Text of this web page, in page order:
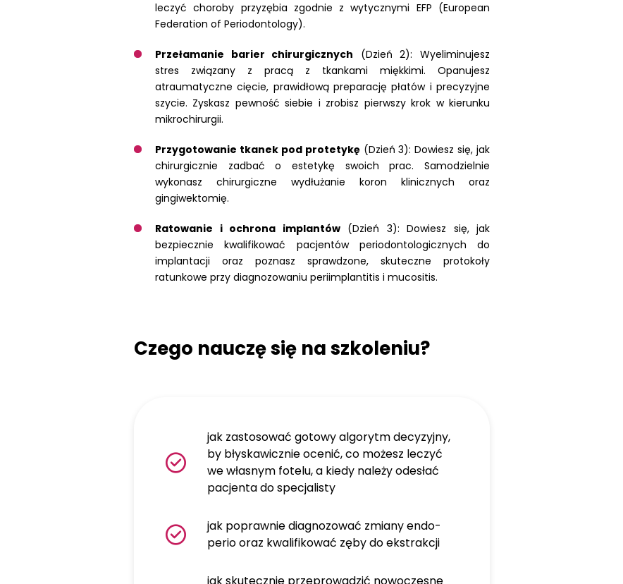
leczyć choroby przyzębia zgodnie z wytycznymi EFP (European
Federation of Periodontology).
Przełamanie barier chirurgicznych (Dzień 2): Wyeliminujesz
stres związany z pracą z tkankami miękkimi. Opanujesz
atraumatyczne cięcie, prawidłową preparację płatów i precyzyjne
szycie. Zyskasz pewność siebie i zrobisz pierwszy krok w kierunku
mikrochirurgii.
Przygotowanie tkanek pod protetykę(Dzień 3): Dowiesz się, jak
chirurgicznie zadbać o estetykę swoich prac. Samodzielnie
wykonasz chirurgiczne wydłużanie koron klinicznych oraz
gingiwektomię.
Ratowanie i ochrona implantów(Dzień 3): Dowiesz się, jak
bezpiecznie kwalifikować pacjentów periodontologicznych do
implantacji oraz poznasz sprawdzone, skuteczne protokoły
ratunkowe przy diagnozowaniu periimplantitis i mucositis.
Czego nauczę się na szkoleniu?
jak zastosować gotowy algorytm decyzyjny,
by błyskawicznie ocenić, co możesz leczyć
we własnym fotelu, a kiedy należy odesłać
pacjenta do specjalisty
jak poprawnie diagnozować zmiany endo-
perio oraz kwalifikować zęby do ekstrakcji